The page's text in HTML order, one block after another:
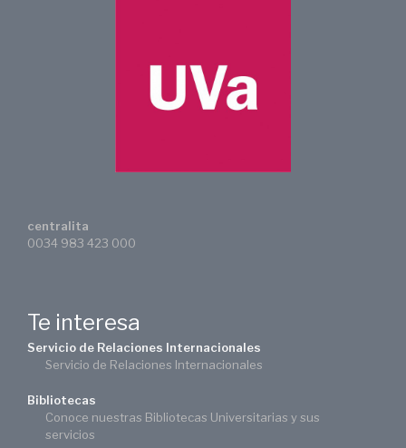
centralita
0034 983 423 000
Te interesa
Servicio de Relaciones Internacionales
Servicio de Relaciones Internacionales
Bibliotecas
Conoce nuestras Bibliotecas Universitarias y sus
servicios